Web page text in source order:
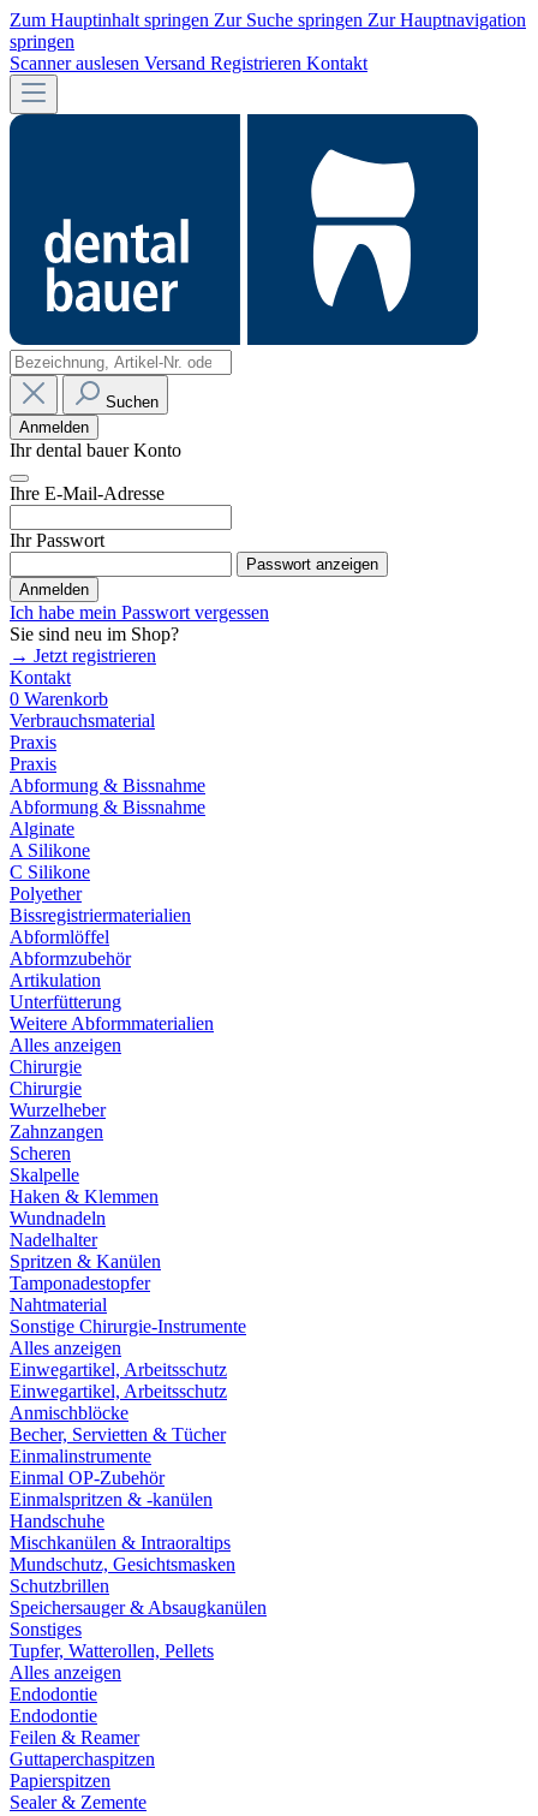
Zum Hauptinhalt springen Zur Suche springen Zur Hauptnavigation
springen
Scanner auslesen Versand Registrieren Kontakt
Suchen
Anmelden
Ihr dental bauer Konto
Ihre E-Mail-Adresse
Ihr Passwort
Passwort anzeigen
Anmelden
Ich habe mein Passwort vergessen
Sie sind neu im Shop?
→ Jetzt registrieren
Kontakt
0 Warenkorb
Verbrauchsmaterial
Praxis
Praxis
Abformung & Bissnahme
Abformung & Bissnahme
Alginate
A Silikone
C Silikone
Polyether
Bissregistriermaterialien
Abformlöffel
Abformzubehör
Artikulation
Unterfütterung
Weitere Abformmaterialien
Alles anzeigen
Chirurgie
Chirurgie
Wurzelheber
Zahnzangen
Scheren
Skalpelle
Haken & Klemmen
Wundnadeln
Nadelhalter
Spritzen & Kanülen
Tamponadestopfer
Nahtmaterial
Sonstige Chirurgie-Instrumente
Alles anzeigen
Einwegartikel, Arbeitsschutz
Einwegartikel, Arbeitsschutz
Anmischblöcke
Becher, Servietten & Tücher
Einmalinstrumente
Einmal OP-Zubehör
Einmalspritzen & -kanülen
Handschuhe
Mischkanülen & Intraoraltips
Mundschutz, Gesichtsmasken
Schutzbrillen
Speichersauger & Absaugkanülen
Sonstiges
Tupfer, Watterollen, Pellets
Alles anzeigen
Endodontie
Endodontie
Feilen & Reamer
Guttaperchaspitzen
Papierspitzen
Sealer & Zemente